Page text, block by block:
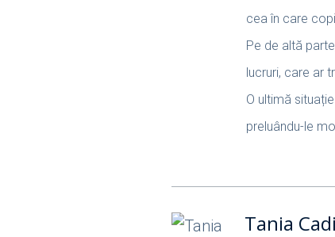
cea în care
Pe de altă
lucruri, care ar
O ultimă
preluându-le
Tania